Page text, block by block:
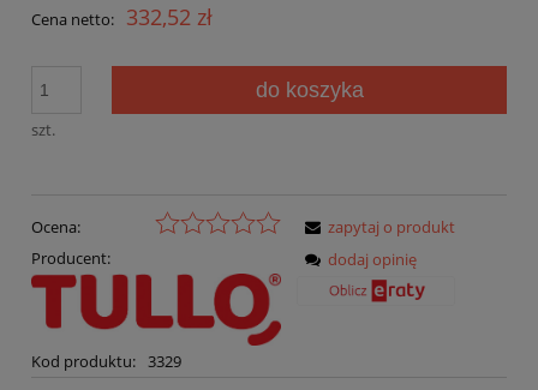
Cena netto: 332,52 zł
szt.
do koszyka
Ocena:
Producent:
Kod produktu: 3329
zapytaj o produkt
dodaj opinię